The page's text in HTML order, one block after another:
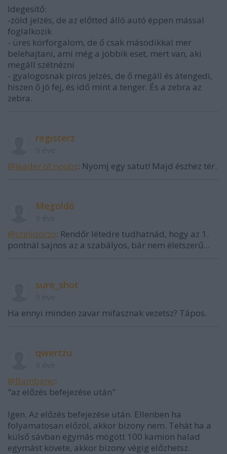
Idegesítő:
-zöld jelzés, de az előtted álló autó éppen mással
foglalkozik
- üres körforgalom, de ő csak másodikkal mer
belehajtani, ami még a jobbik eset, mert van, aki
megáll szétnézni
- gyalogosnak piros jelzés, de ő megáll és átengedi,
hiszen ő jó fej, és idő mint a tenger. És a zebra az
zebra.
registerz
@leader of noobs: Nyomj egy satut! Majd észhez tér.
Megoldó
@szelidorzo: Rendőr létedre tudhatnád, hogy az 1.
pontnál sajnos az a szabályos, bár nem életszerű...
sure_shot
Ha ennyi minden zavar mifasznak vezetsz? Tápos.
qwertzu
@Bambano:
"az előzés befejezése után"
Igen. Az előzés befejezése után. Ellenben ha
folyamatosan előzöl, akkor bizony nem. Tehát ha a
külső sávban egymás mögött 100 kamion halad
egymást követe, akkor bizony végig előzhetsz.